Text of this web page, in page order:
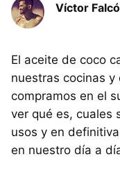
Víctor
El aceite de coco
nuestras cocinas
compramos en el
ver qué es, cuales
usos y en
en nuestro día a